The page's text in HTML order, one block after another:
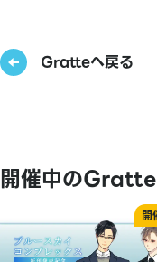
Gratteへ戻る
開催中のGratte